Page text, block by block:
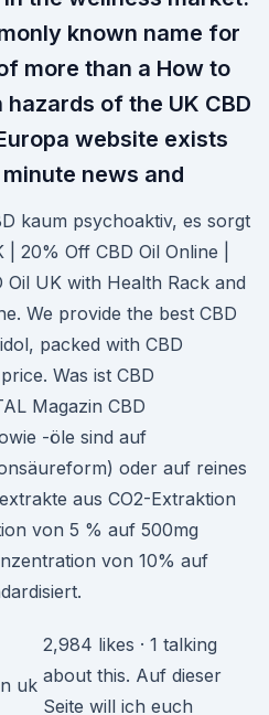
known name for
more than a How to
of the UK CBD
website exists
news and
kaum psychoaktiv, es sorgt
20% Off CBD Oil Online |
Oil UK with Health Rack and
We provide the best CBD
packed with CBD
Was ist CBD
Magazin CBD
-öle sind auf
oder auf reines
aus CO2-Extraktion
von 5 % auf 500mg
von 10% auf
2,984 likes · 1 talking
about this. Auf dieser
Seite will ich euch